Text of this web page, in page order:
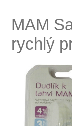
MAM
rychlý